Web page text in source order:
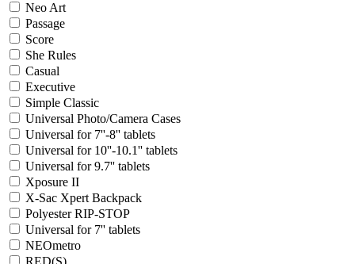
Neo Art
Passage
Score
She Rules
Casual
Executive
Simple Classic
Universal Photo/Camera Cases
Universal for 7''-8'' tablets
Universal for 10''-10.1'' tablets
Universal for 9.7'' tablets
Xposure II
X-Sac Xpert Backpack
Polyester RIP-STOP
Universal for 7'' tablets
NEOmetro
RED(S)